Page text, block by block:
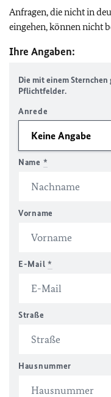
Anfragen, die nicht in
eingehen, können nicht
Ihre Angaben:
Die mit einem
Pflichtfelder.
Anrede
Name *
Vorname
E-Mail *
Straße
Hausnummer